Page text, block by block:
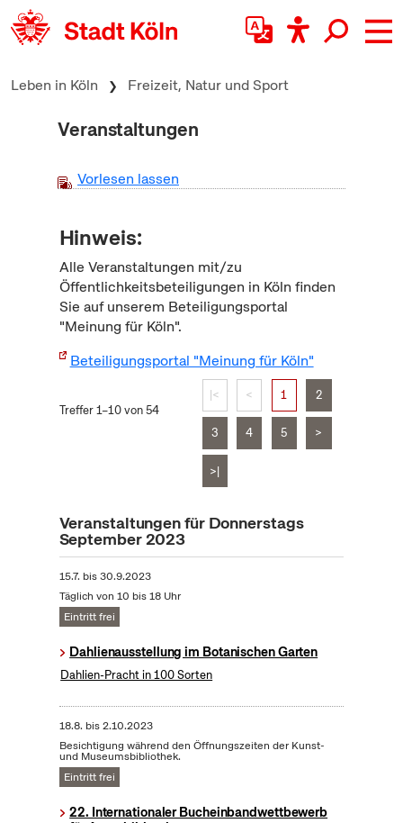
zum Inhalt springen
Leben in Köln Freizeit, Natur und Sport
Veranstaltungen
Vorlesen lassen
Hinweis:
Alle Veranstaltungen mit/zu
Öffentlichkeitsbeteiligungen in Köln finden
Sie auf unserem Beteiligungsportal
"Meinung für Köln".
Beteiligungsportal "Meinung für Köln"
Treffer 1–10 von 54
|< < 1 2
3 4 5 >
>|
Veranstaltungen für Donnerstags
September 2023
15.7. bis30.9.2023
Täglich von 10 bis 18 Uhr
Eintritt frei
Dahlienausstellung im Botanischen Garten
Dahlien-Pracht in 100 Sorten
18.8. bis2.10.2023
Besichtigung während den Öffnungszeiten der Kunst-
und Museumsbibliothek.
Eintritt frei
22. Internationaler Bucheinbandwettbewerb